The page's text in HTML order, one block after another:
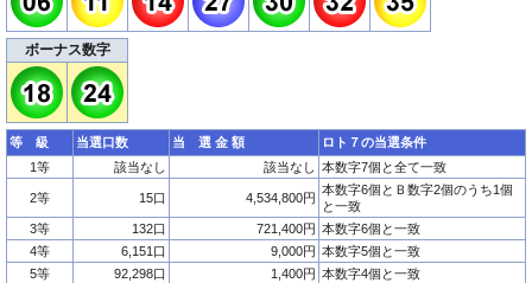
ボーナス数字
等 級 当選口数 当 選 金 額
ロト７の当選条件
1等
該当なし 該当なし 本数字7個と全て一致
2等 15口 4,534,800円
本数字6個とＢ数字2個のうち1個
と一致
3等
132口 721,400円 本数字6個と一致
4等
6,151口 9,000円 本数字5個と一致
5等
92,298口 1,400円 本数字4個と一致